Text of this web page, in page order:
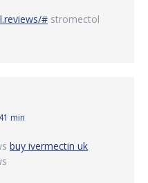
# stromectol
min
buy ivermectin uk